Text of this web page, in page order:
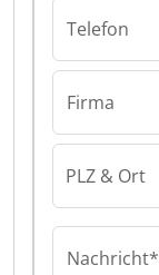
Telefon
Firma
PLZ & Ort
Nachricht*